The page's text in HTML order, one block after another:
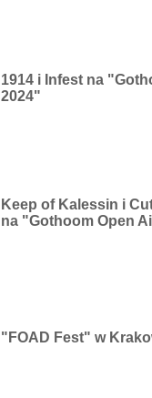
1914 i Infest na
2024"
Keep of Kalessin i
na "Gothoom Open
"FOAD Fest" w